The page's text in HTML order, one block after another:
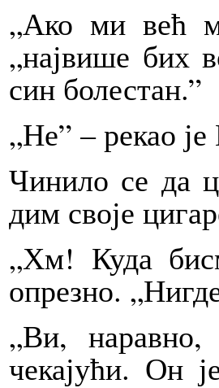
„Ако ми већ
„највише бих
син болестан.”
„Не” – рекао
Чинило се да
дим своје
„Хм! Куда
опрезно.
„Ви,
чекајући. Он